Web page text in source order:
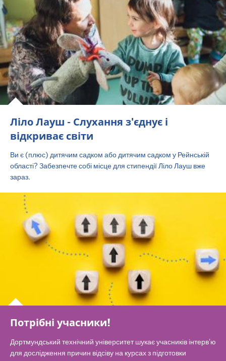
Ліло Лауш - Слухання з'єднує і
відкриває світи
Ви є (плюс) дитячим садком або дитячим садком у Рейнській
області? Забезпечте собі місце для стипендії Ліло Лауш вже
зараз.
Потрібні учасники!
Дортмундський технічний університет шукає учасників інтерв'ю
для дослідження причин відсіву на курсах з підготовки